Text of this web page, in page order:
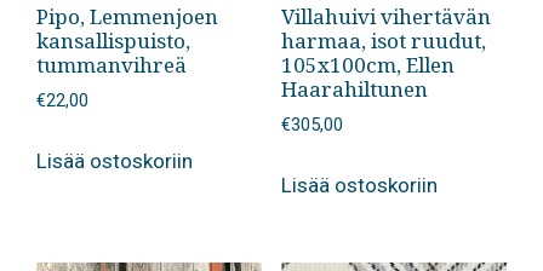
Pipo, Lemmenjoen
kansallispuisto,
tummanvihreä
€22,00
Lisää ostoskoriin
Villahuivi vihertävän
harmaa, isot ruudut,
105x100cm, Ellen
Haarahiltunen
€305,00
Lisää ostoskoriin